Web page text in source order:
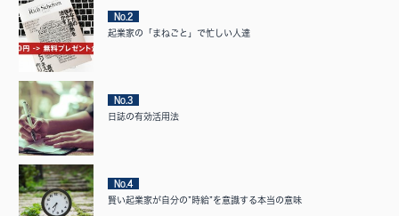
No.2
起業家の「まねごと」で忙しい人達
No.3
日誌の有効活用法
No.4
賢い起業家が自分の”時給”を意識する本当の意味